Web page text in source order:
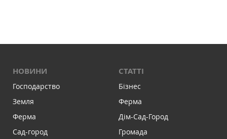
НОВИНИ
Господарство
Земля
Ферма
Сад-город
СТАТТІ
Бізнес
Ферма
Дім-Сад-Город
Громада